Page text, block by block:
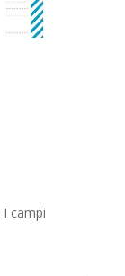
I campi